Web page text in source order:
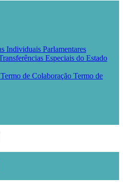
Individuais Parlamentares
Especiais do Estado
Termo de Colaboração Termo de